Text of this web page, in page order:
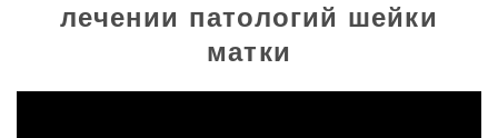
лечении патологий шейки
матки